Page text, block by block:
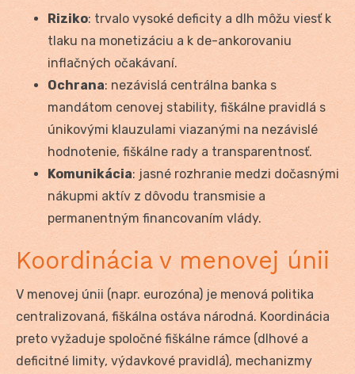
Riziko: trvalo vysoké deficity a dlh môžu viesť k
tlaku na monetizáciu a k de-ankorovaniu
inflačných očakávaní.
Ochrana: nezávislá centrálna banka s
mandátom cenovej stability, fiškálne pravidlá s
únikovými klauzulami viazanými na nezávislé
hodnotenie, fiškálne rady a transparentnosť.
Komunikácia: jasné rozhranie medzi dočasnými
nákupmi aktív z dôvodu transmisie a
permanentným financovaním vlády.
Koordinácia v menovej únii
V menovej únii (napr. eurozóna) je menová politika
centralizovaná, fiškálna ostáva národná. Koordinácia
preto vyžaduje spoločné fiškálne rámce (dlhové a
deficitné limity, výdavkové pravidlá), mechanizmy